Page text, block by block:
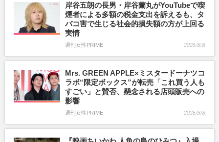
岸谷五朗の長男・岸谷蘭丸がYouTubeで喫
煙者による多額の税金支出を訴えるも、タ
バコ害で生じる社会的損失額の方が上回る
実情
週刊女性PRIME 2026/8/8
Mrs. GREEN APPLE×ミスタードーナツコ
ラボ“限定ボックス”が転売「これ買う人も
すごい」と賛否、懸念される店頭販売への
影響
週刊女性PRIME 2026/8/8